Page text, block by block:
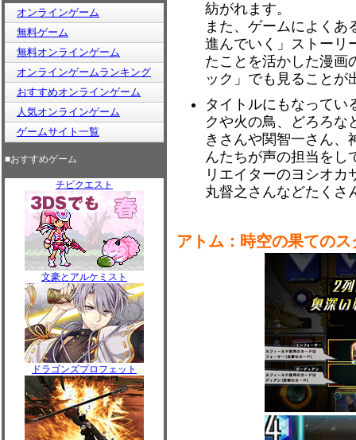
オンラインゲーム
無料ゲーム
無料オンラインゲーム
オンラインゲームランキング
おすすめオンラインゲーム
人気オンラインゲーム
ゲームサイト一覧
■おすすめゲーム
チビクエスト
文豪とアルケミスト
ドラゴンズプロフェット
紡がれます。
また、ゲームによくあ
進んでいく」ストーリ
たことを活かした漫画
ック」でも見ることが
タイトルにもなってい
クや火の鳥、どろろな
きさんや関智一さん、
んたちが声の担当をし
リエイターのヨシオカ
丸督之さんなどたくさ
アトム：時空の果ての